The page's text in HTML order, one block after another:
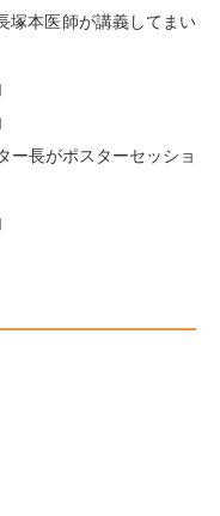
塚本医師が講義してまい
ー長がポスターセッショ